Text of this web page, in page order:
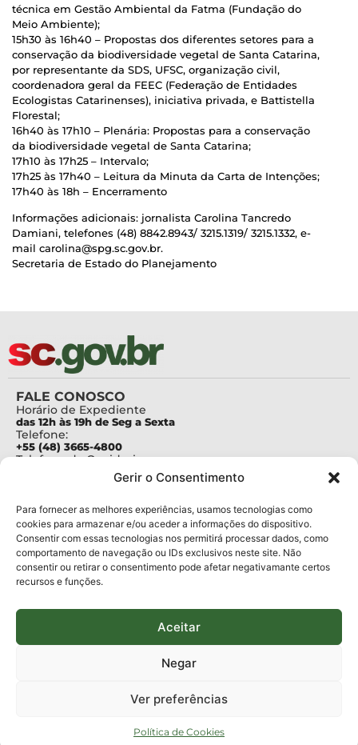
Gerir o Consentimento
Para fornecer as melhores experiências, usamos tecnologias como
cookies para armazenar e/ou aceder a informações do dispositivo.
Consentir com essas tecnologias nos permitirá processar dados, como
comportamento de navegação ou IDs exclusivos neste site. Não
consentir ou retirar o consentimento pode afetar negativamante certos
recursos e funções.
Aceitar
Negar
Ver preferências
Política de Cookies
técnica em Gestão Ambiental da Fatma (Fundação do
Meio Ambiente);
15h30 às 16h40 – Propostas dos diferentes setores para a
conservação da biodiversidade vegetal de Santa Catarina,
por representante da SDS, UFSC, organização civil,
coordenadora geral da FEEC (Federação de Entidades
Ecologistas Catarinenses), iniciativa privada, e Battistella
Florestal;
16h40 às 17h10 – Plenária: Propostas para a conservação
da biodiversidade vegetal de Santa Catarina;
17h10 às 17h25 – Intervalo;
17h25 às 17h40 – Leitura da Minuta da Carta de Intenções;
17h40 às 18h – Encerramento
Informações adicionais: jornalista Carolina Tancredo
Damiani, telefones (48) 8842.8943/ 3215.1319/ 3215.1332, e-
mail carolina@spg.sc.gov.br.
Secretaria de Estado do Planejamento
FALE CONOSCO
Horário de Expediente
das 12h às 19h de Seg a Sexta
Telefone:
+55 (48) 3665-4800
Telefone da Ouvidoria
Para assuntos relacionados à Pesquisa
pesquisa@fapesc.sc.gov.br
Para assuntos relacionados à Inovação
inovacao@fapesc.sc.gov.br
Para assuntos relacionados à Bolsas
bolsas@fapesc.sc.gov.br
Para assuntos relacionados à Prestação de Contas
Para assuntos relacionados à Plataforma
plataforma@fapesc.sc.gov.br
Jair Artur da Silva dpo@fapesc.sc.gov.br 3665-4831
km 01, Módulo 12A, Edifício Fapesc / Celta, 5° andar